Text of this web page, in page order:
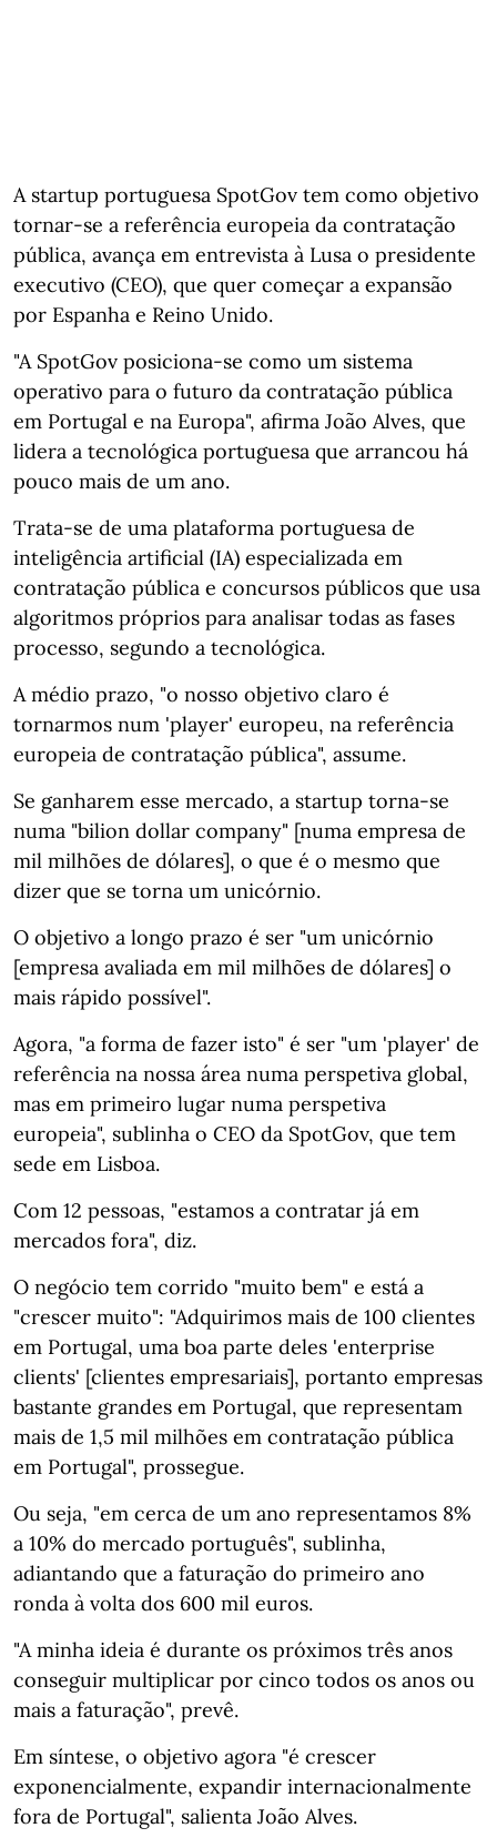
A startup portuguesa SpotGov tem como objetivo
tornar-se a referência europeia da contratação
pública, avança em entrevista à Lusa o presidente
executivo (CEO), que quer começar a expansão
por Espanha e Reino Unido.
"A SpotGov posiciona-se como um sistema
operativo para o futuro da contratação pública
em Portugal e na Europa", afirma João Alves, que
lidera a tecnológica portuguesa que arrancou há
pouco mais de um ano.
Trata-se de uma plataforma portuguesa de
inteligência artificial (IA) especializada em
contratação pública e concursos públicos que usa
algoritmos próprios para analisar todas as fases
processo, segundo a tecnológica.
A médio prazo, "o nosso objetivo claro é
tornarmos num 'player' europeu, na referência
europeia de contratação pública", assume.
Se ganharem esse mercado, a startup torna-se
numa "bilion dollar company" [numa empresa de
mil milhões de dólares], o que é o mesmo que
dizer que se torna um unicórnio.
O objetivo a longo prazo é ser "um unicórnio
[empresa avaliada em mil milhões de dólares] o
mais rápido possível".
Agora, "a forma de fazer isto" é ser "um 'player' de
referência na nossa área numa perspetiva global,
mas em primeiro lugar numa perspetiva
europeia", sublinha o CEO da SpotGov, que tem
sede em Lisboa.
Com 12 pessoas, "estamos a contratar já em
mercados fora", diz.
O negócio tem corrido "muito bem" e está a
"crescer muito": "Adquirimos mais de 100 clientes
em Portugal, uma boa parte deles 'enterprise
clients' [clientes empresariais], portanto empresas
bastante grandes em Portugal, que representam
mais de 1,5 mil milhões em contratação pública
em Portugal", prossegue.
Ou seja, "em cerca de um ano representamos 8%
a 10% do mercado português", sublinha,
adiantando que a faturação do primeiro ano
ronda à volta dos 600 mil euros.
"A minha ideia é durante os próximos três anos
conseguir multiplicar por cinco todos os anos ou
mais a faturação", prevê.
Em síntese, o objetivo agora "é crescer
exponencialmente, expandir internacionalmente
fora de Portugal", salienta João Alves.